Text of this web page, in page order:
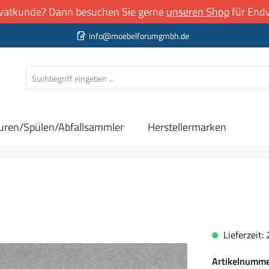
Dann besuchen Sie gerneunseren Shopfür
info@moebelforumgmbh.de
Spülen/Abfallsammler Herstellermarken
Lieferzeit: